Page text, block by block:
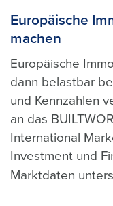
Europäische
machen
Europäische
dann belastbar
und Kennzahlen
an das
International
Investment und
Marktdaten